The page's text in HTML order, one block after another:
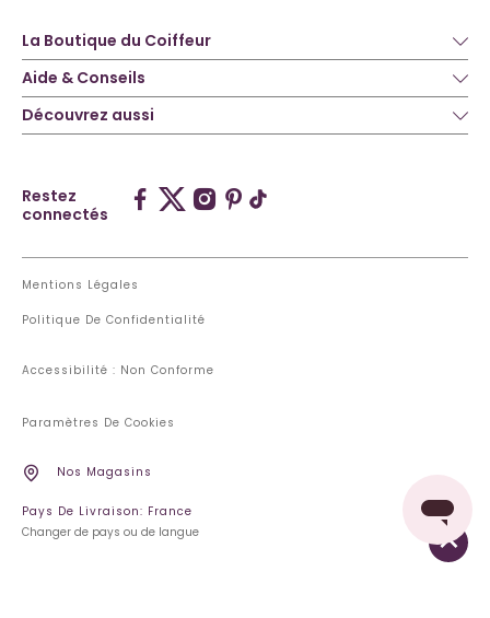
La Boutique du Coiffeur
Aide & Conseils
Découvrez aussi
Restez
connectés
Mentions Légales
Politique De Confidentialité
Accessibilité : Non Conforme
Paramètres De Cookies
Nos Magasins
Pays De Livraison: France
Changer de pays ou de langue